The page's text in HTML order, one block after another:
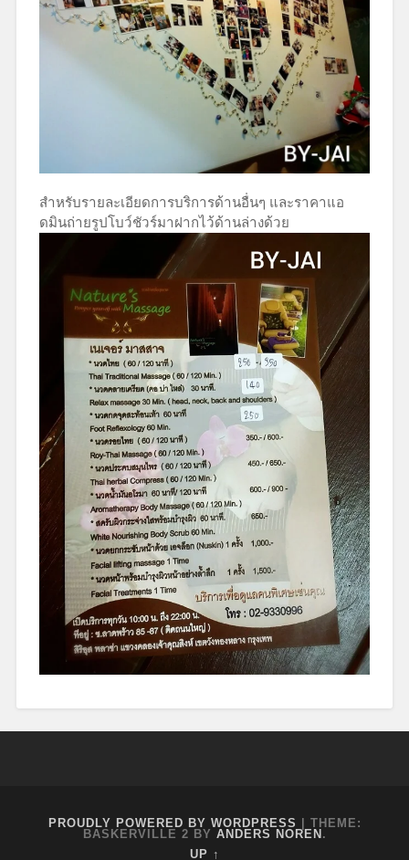
สำหรับรายละเอียดการบริการด้านอื่นๆ และราคาแอ
ดมินถ่ายรูปโบว์ชัวร์มาฝากไว้ด้านล่างด้วย
PROUDLY POWERED BY WORDPRESS | THEME:
BASKERVILLE 2 BY ANDERS NOREN.
UP ↑